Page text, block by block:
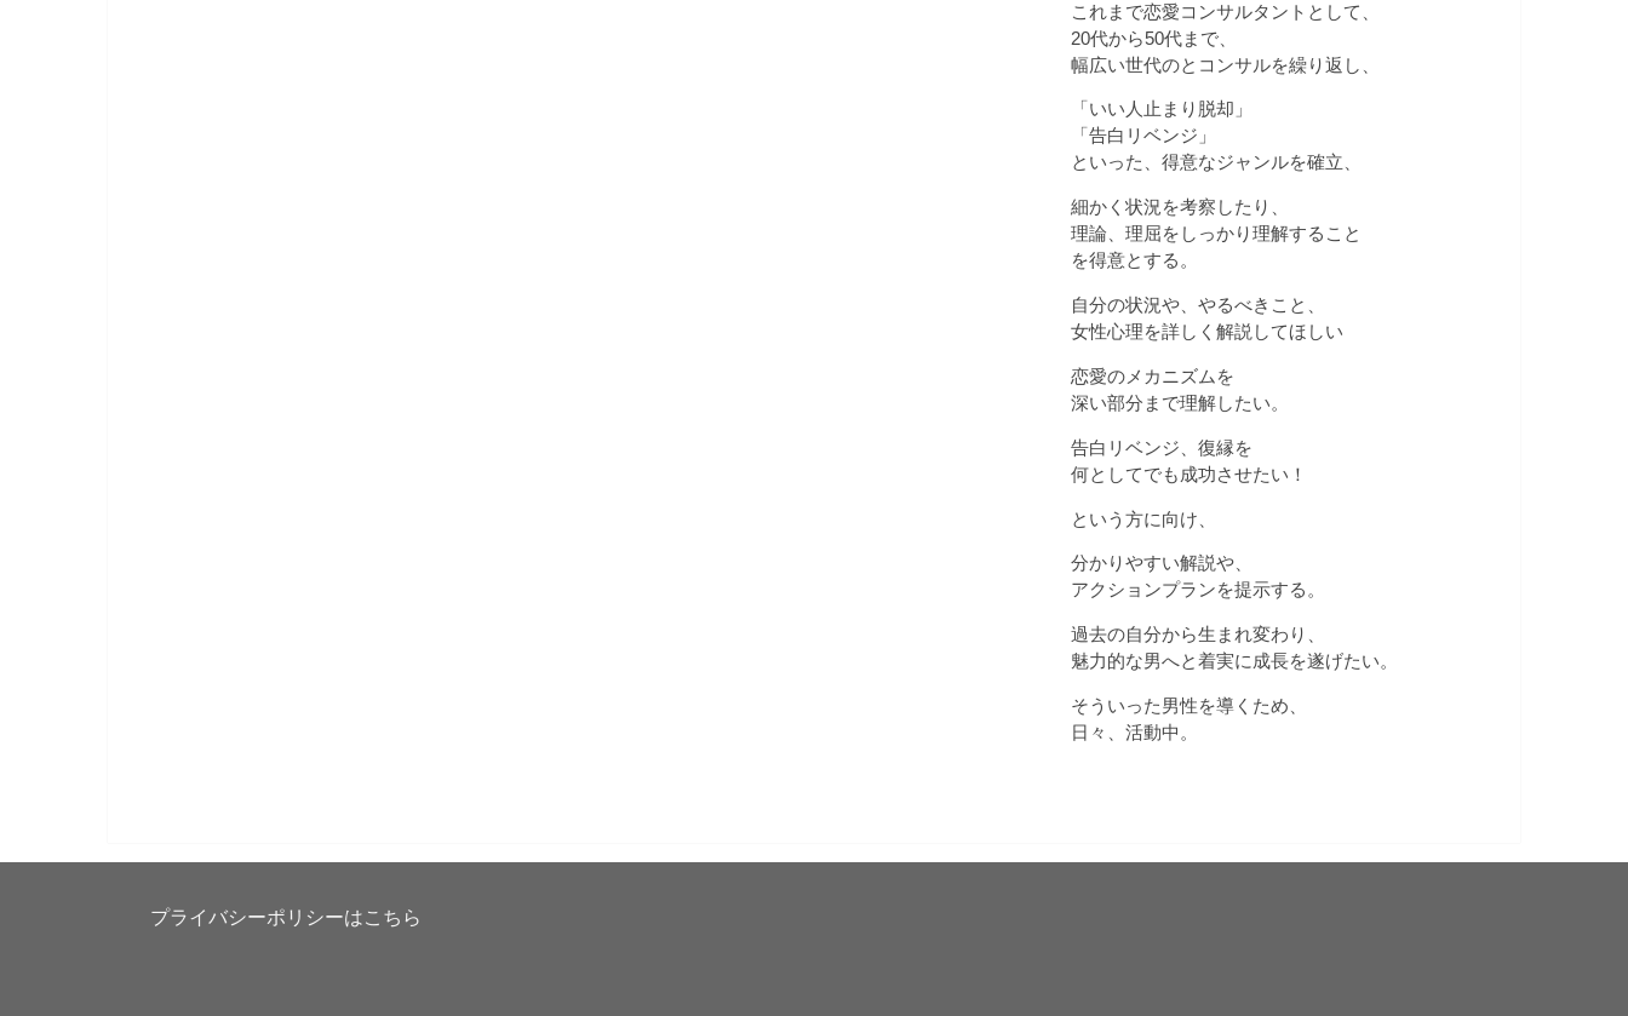
これまで恋愛コンサルタントとして、
20代から50代まで、
幅広い世代のとコンサルを繰り返し、
「いい人止まり脱却」
「告白リベンジ」
といった、得意なジャンルを確立、
細かく状況を考察したり、
理論、理屈をしっかり理解すること
を得意とする。
自分の状況や、やるべきこと、
女性心理を詳しく解説してほしい
恋愛のメカニズムを
深い部分まで理解したい。
告白リベンジ、復縁を
何としてでも成功させたい！
という方に向け、
分かりやすい解説や、
アクションプランを提示する。
過去の自分から生まれ変わり、
魅力的な男へと着実に成長を遂げたい。
そういった男性を導くため、
日々、活動中。
プライバシーポリシーはこちら